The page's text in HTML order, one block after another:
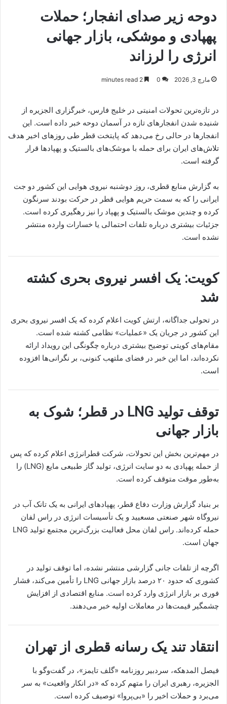
دوحه زیر صدای انفجار؛ حملات
پهپادی و موشکی، بازار جهانی
انرژی را لرزاند
مارچ 3, 2026 0
در تازه‌ترین تحولات امنیتی در خلیج فارس، خبرگزاری الجزیره از
شنیده شدن انفجارهای تازه در آسمان دوحه خبر داده است. این
انفجارها در حالی رخ می‌دهد که پایتخت قطر طی روزهای اخیر هدف
تلاش‌های ایران برای حمله با موشک‌های بالستیک و پهپادها قرار
گرفته است.
به گزارش منابع قطری، روز دوشنبه نیروی هوایی این کشور دو جت
ایرانی را که به سمت حریم هوایی قطر در حرکت بودند سرنگون
کرده و چندین موشک بالستیک و پهپاد را نیز رهگیری کرده است.
جزئیات بیشتری درباره تلفات احتمالی یا خسارات وارده منتشر
نشده است.
کویت: یک افسر نیروی بحری کشته
شد
در تحولی جداگانه، ارتش کویت اعلام کرده که یک افسر نیروی بحری
این کشور در جریان یک «عملیات» نظامی کشته شده است.
مقام‌های کویتی توضیح بیشتری درباره چگونگی این رویداد ارائه
نکرده‌اند، اما این خبر در فضای ملتهب کنونی، بر نگرانی‌ها افزوده
است.
توقف تولید LNG در قطر؛ شوک به
بازار جهانی
در مهم‌ترین بخش این تحولات، شرکت قطرانرژی اعلام کرده که پس
از حمله پهپادی به دو سایت انرژی، تولید گاز طبیعی مایع (LNG) را
به‌طور موقت متوقف کرده است.
بر بنیاد گزارش وزارت دفاع قطر، پهپادهای ایرانی به یک تانک آب در
نیروگاه شهر صنعتی مسعیید و یک تأسیسات انرژی در راس لفان
حمله کرده‌اند. راس لفان محل فعالیت بزرگ‌ترین مجتمع تولید LNG
جهان است.
اگرچه از تلفات جانی گزارشی منتشر نشده، اما توقف تولید در
کشوری که حدود ۲۰ درصد بازار جهانی LNG را تأمین می‌کند، فشار
فوری بر بازار انرژی وارد کرده است. منابع اقتصادی از افزایش
چشمگیر قیمت‌ها در معاملات اولیه خبر می‌دهند.
انتقاد تند یک رسانه قطری از تهران
فیصل المدهکه، سردبیر روزنامه «گلف تایمز»، در گفت‌وگو با
الجزیره، رهبری ایران را متهم کرده که «در انکار واقعیت» به سر
می‌برد و حملات اخیر را «بی‌پروا» توصیف کرده است.